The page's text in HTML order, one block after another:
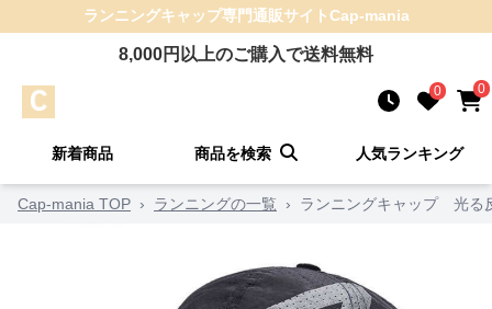
ランニングキャップ専門通販サイトCap-mania
8,000円以上のご購入で送料無料
0 0
新着商品 商品を検索 人気ランキング
Cap-mania TOP › ランニングの一覧 › ランニングキャップ 光る